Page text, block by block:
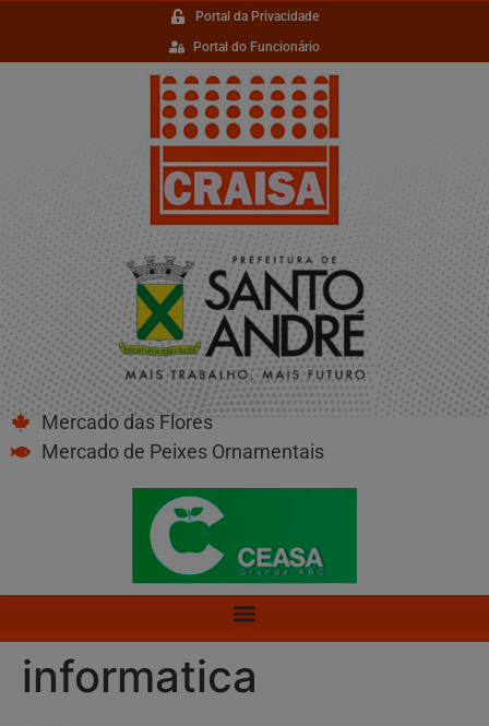
Portal da Privacidade
Portal do Funcionário
Mercado das Flores
Mercado de Peixes Ornamentais
informatica